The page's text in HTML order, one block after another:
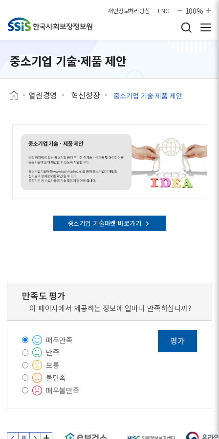
개인정보처리방침 ENG 100%
중소기업 기술·제품 제안
열린경영 혁신성장 중소기업 기술·제품 제안
중소기업 기술마켓 바로가기
만족도 평가
이 페이지에서 제공하는 정보에 얼마나 만족하십니까?
매우만족
만족
보통
불만족
매우불만족
평가